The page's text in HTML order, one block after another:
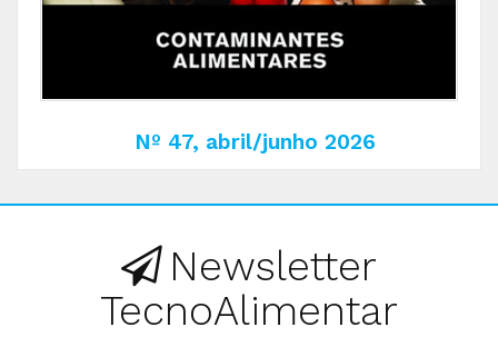
Nº 47, abril/junho 2026
Newsletter
TecnoAlimentar